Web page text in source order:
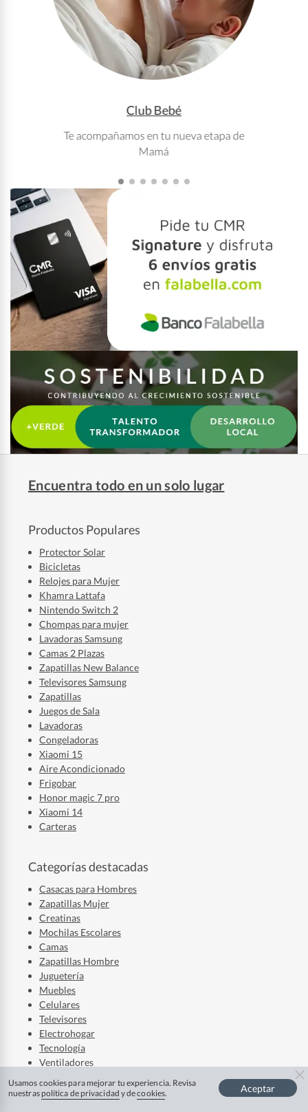
Club Bebé
Te acompañamos en tu nueva etapa de
Mamá
Encuentra todo en un solo lugar
Productos Populares
Protector Solar
Bicicletas
Relojes para Mujer
Khamra Lattafa
Nintendo Switch 2
Chompas para mujer
Lavadoras Samsung
Camas 2 Plazas
Zapatillas New Balance
Televisores Samsung
Zapatillas
Juegos de Sala
Lavadoras
Congeladoras
Xiaomi 15
Aire Acondicionado
Frigobar
Honor magic 7 pro
Xiaomi 14
Carteras
Categorías destacadas
Casacas para Hombres
Zapatillas Mujer
Creatinas
Mochilas Escolares
Camas
Zapatillas Hombre
Juguetería
Muebles
Celulares
Televisores
Electrohogar
Tecnología
Ventiladores
Audífonos
Usamos cookies para mejorar tu experiencia. Revisa
nuestras política de privacidad y decookies. Aceptar